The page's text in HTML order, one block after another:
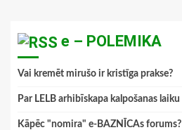
e – POLEMIKA
Vai kremēt mirušo ir kristīga prakse?
Par LELB arhibīskapa kalpošanas laiku
Kāpēc "nomira" e-BAZNĪCAs forums?